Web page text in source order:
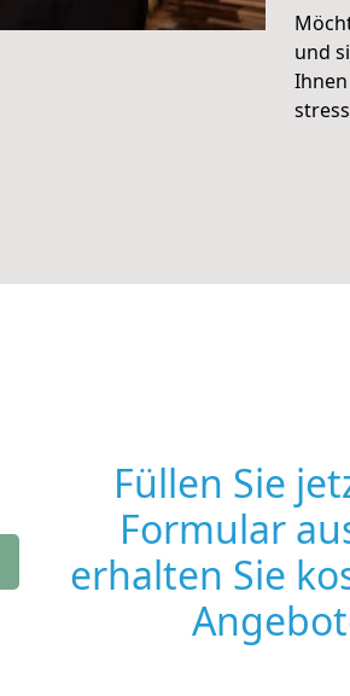
und
Füllen Sie
Formular
erhalten Sie